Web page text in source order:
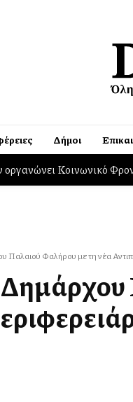
Δήμοι
οργανώνει Κοινωνικό
Παλαιού Φαλήρου με τη νέα